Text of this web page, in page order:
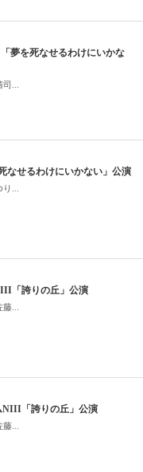
夢を死なせるわけにいかな
...
なせるわけにいかない」公演
...
「誇りの丘」公演
...
NIII「誇りの丘」公演
...